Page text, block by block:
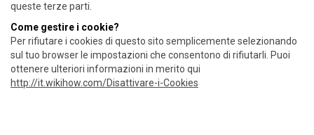
queste terze parti.
Come gestire i cookie?
Per rifiutare i cookies di questo sito semplicemente selezionando
sul tuo browser le impostazioni che consentono di rifiutarli. Puoi
ottenere ulteriori informazioni in merito qui
http://it.wikihow.com/Disattivare-i-Cookies